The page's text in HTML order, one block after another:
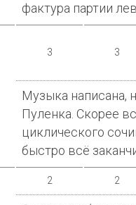
фактура партии
3 3
Музыка написана,
Пуленка. Скорее
циклического
быстро всё
2 2